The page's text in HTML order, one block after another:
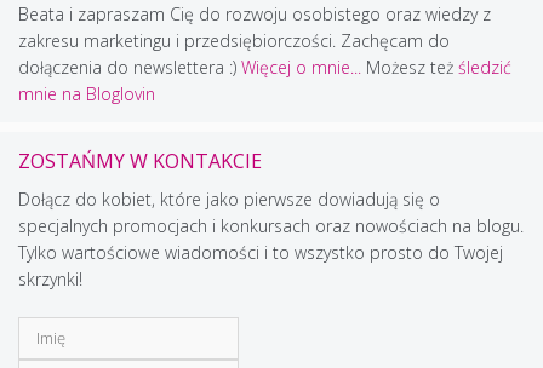
Beata i zapraszam Cię do rozwoju osobistego oraz wiedzy z
zakresu marketingu i przedsiębiorczości. Zachęcam do
dołączenia do newslettera :) Więcej o mnie... Możesz też śledzić
mnie na Bloglovin
ZOSTAŃMY W KONTAKCIE
Dołącz do kobiet, które jako pierwsze dowiadują się o
specjalnych promocjach i konkursach oraz nowościach na blogu.
Tylko wartościowe wiadomości i to wszystko prosto do Twojej
skrzynki!